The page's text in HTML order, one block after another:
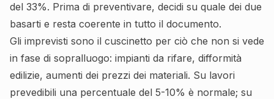
del 33%. Prima di preventivare, decidi su quale dei due
basarti e resta coerente in tutto il documento.
Gli imprevisti sono il cuscinetto per ciò che non si vede
in fase di sopralluogo: impianti da rifare, difformità
edilizie, aumenti dei prezzi dei materiali. Su lavori
prevedibili una percentuale del 5-10% è normale; su